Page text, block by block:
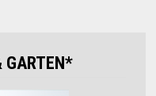
GARTEN*